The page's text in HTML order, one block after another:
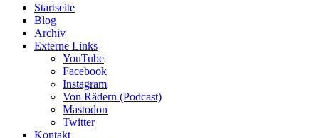
Startseite
Blog
Archiv
Externe Links
YouTube
Facebook
Instagram
Von Rädern (Podcast)
Mastodon
Twitter
Kontakt